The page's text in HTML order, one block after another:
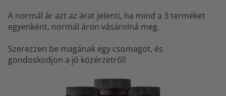
A normál ár azt az árat jelenti, ha mind a 3 terméket
egyenként, normál áron vásárolná meg.
Szerezzen be magának egy csomagot, és
gondoskodjon a jó közérzetről!